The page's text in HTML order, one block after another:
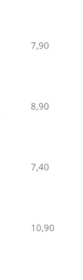
7,90
8,90
7,40
10,90